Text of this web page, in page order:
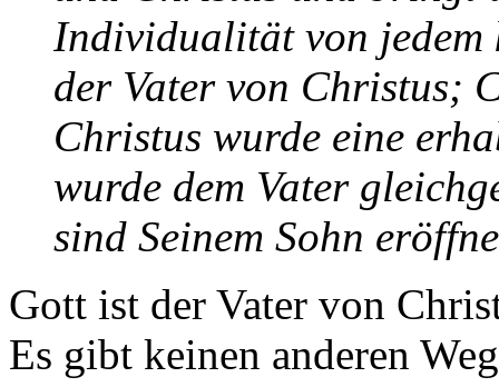
Individualität von jedem
der Vater von Christus;
Christus wurde eine
wurde dem Vater
sind Seinem Sohn
Gott ist der Vater von
Es gibt keinen anderen